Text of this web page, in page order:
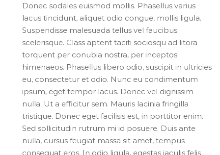
Donec sodales euismod mollis. Phasellus varius
lacus tincidunt, aliquet odio congue, mollis ligula.
Suspendisse malesuada tellus vel faucibus
scelerisque. Class aptent taciti sociosqu ad litora
torquent per conubia nostra, per inceptos
himenaeos. Phasellus libero odio, suscipit in ultricies
eu, consectetur et odio. Nunc eu condimentum
ipsum, eget tempor lacus. Donec vel dignissim
nulla. Ut a efficitur sem. Mauris lacinia fringilla
tristique. Donec eget facilisis est, in porttitor enim.
Sed sollicitudin rutrum mi id posuere. Duis ante
nulla, cursus feugiat massa sit amet, tempus
consequat eros. In odio ligula, egestas iaculis felis